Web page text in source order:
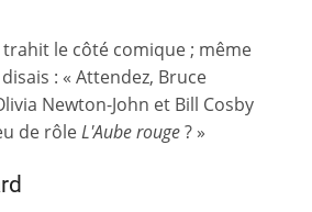
le côté comique ; même
: « Attendez, Bruce
Newton-John et Bill Cosby
de rôleL'Aube rouge? »